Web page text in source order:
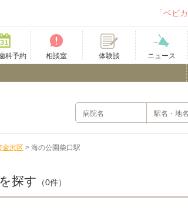
「ベビ
科予約 相談室 体験談 ニュース
金沢区 > 海の公園柴口駅
探す （0件）